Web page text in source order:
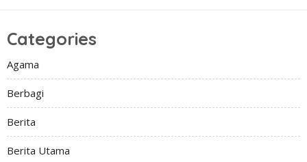
Categories
Agama
Berbagi
Berita
Berita Utama